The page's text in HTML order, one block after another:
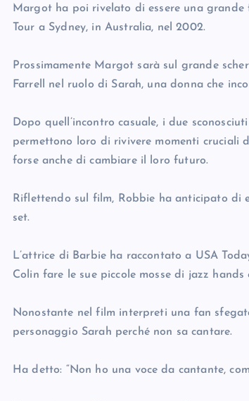
Margot ha poi rivelato di essere una
Tour a Sydney, in Australia, nel 2002.
Prossimamente Margot sarà sul grande
Farrell nel ruolo di Sarah, una donna che
Dopo quell’incontro casuale, i due
permettono loro di rivivere momenti cruciali
forse anche di cambiare il loro futuro.
Riflettendo sul film, Robbie ha anticipato di
set.
L’attrice di Barbie ha raccontato a USA
Colin fare le sue piccole mosse di jazz
Nonostante nel film interpreti una fan
personaggio Sarah perché non sa cantare.
Ha detto: “Non ho una voce da cantante,